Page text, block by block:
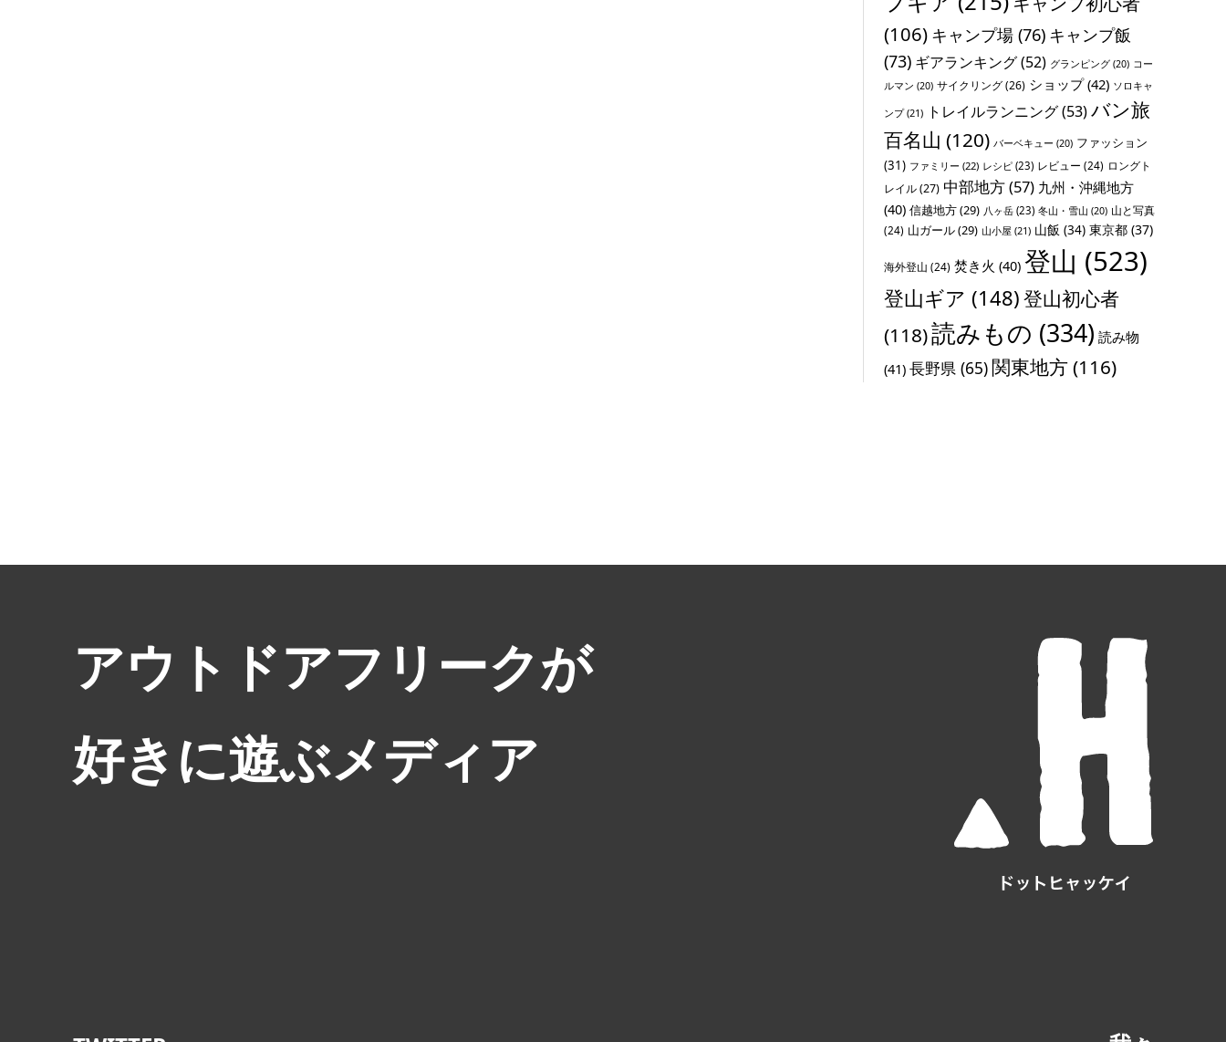
(106) キャンプ場 (76) キャンプ飯
(73) ギアランキング(52) グランピング (20) コー
ルマン (20) サイクリング(26) ショップ(42) ソロキャ
ンプ(21) トレイルランニング(53)バン旅
百名山 (120) バーベキュー (20) ファッション
(31) ファミリー (22) レシピ (23) レビュー (24) ロングト
レイル(27) 中部地方(57) 九州・沖縄地方
(40) 信越地方(29) 八ヶ岳 (23) 冬山・雪山 (20) 山と写真
(24) 山ガール(29) 山小屋 (21) 山飯 (34) 東京都 (37)
海外登山 (24) 焚き火 (40) 登山 (523)
登山ギア (148)登山初心者
(118)読みもの (334) 読み物
(41) 長野県 (65)関東地方(116)
アウトドアフリークが
好きに遊ぶメディア